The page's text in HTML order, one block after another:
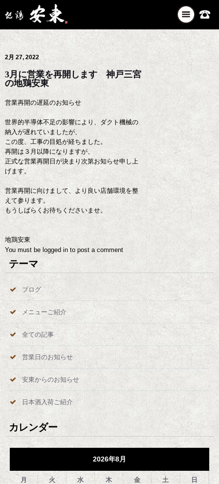
ナ
ビ
ゲ
シ
2月 27, 2022
3月に営業を再開します 神戸三宮
の地鶏安東
営業再開の遅延のお知らせ
世界的半導体不足の影響により、ダクト機械の
納入が遅れていましたが、
この度、工事の目処が経ちました。
再開は３月以降になりますが、
正式な営業再開日が決まり次第お知らせ申し上
げます。
営業再開に向けまして、より良い店舗環境を整
えて参ります。
もうしばらくお待ちくださいませ。
地鶏安東
You must be logged in to post a comment
テーマ
ブログ
メニューご紹介
全ての記事
営業日のお知らせ
安東からのお知らせ
日本酒入荷ご紹介
カレンダー
2026年8月
月 火 水 木 金 土 日